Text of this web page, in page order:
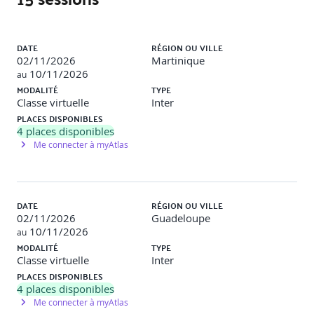
contexte hybride.
Motiver et favoriser l'engagement de son équipe
en contexte hybride ||
Apports clés
confiance, protocoles de délégation et bonnes pratiques
pour déléguer à distance.
Évaluer les impacts individuels et détecter les
signaux faibles ||
besoins spécifiques, signaux faibles, risques
psychosociaux, signes de désengagement, bonnes
CLASSE VIRTUELLE 4 – 3h30
Préserver la dynamique collective et le
sentiment d’appartenance en contexte hybride ||
Apports clés: Bonnes pratiques managériales pour
animation de réunions à distance, métaphore des 7
nains en mode hybride.
DATE
02/11/2026
au 10/11/2026
RÉGION OU VILLE
Martinique
MODALITÉ
Classe virtuelle
TYPE
Inter
PLACES DISPONIBLES
4 places disponibles
Me connecter à myAtlas
DATE
02/11/2026
au 10/11/2026
RÉGION OU VILLE
Guadeloupe
MODALITÉ
Classe virtuelle
TYPE
Inter
PLACES DISPONIBLES
4 places disponibles
Me connecter à myAtlas